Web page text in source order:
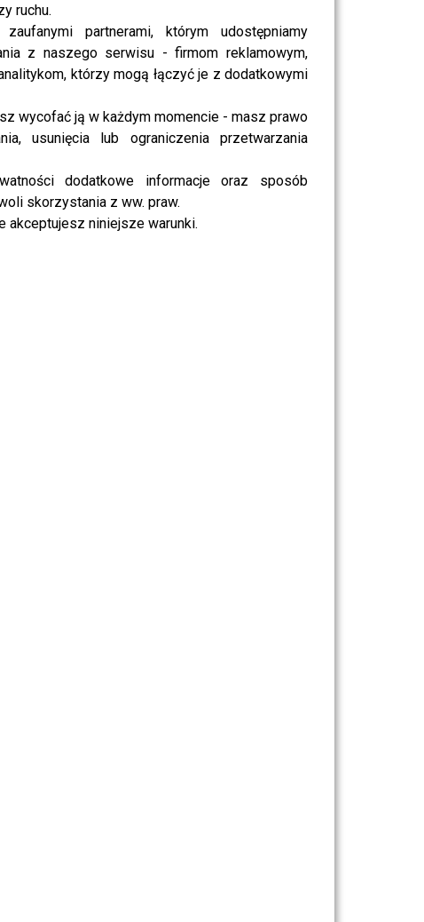
ruchu.
partnerami, którym udostępniamy
z naszego serwisu - firmom reklamowym,
którzy mogą łączyć je z dodatkowymi
wycofać ją w każdym momencie - masz prawo
usunięcia lub ograniczenia przetwarzania
dodatkowe informacje oraz sposób
skorzystania z ww. praw.
niniejsze warunki.
odwiedziła grób swojego syna. To,
stłumić. Ktoś ukradł krzew, który
przypadkowa – miała dla niej
Instagramie, odbiło się szerokim
ukradł mi… mi
wyraźnie
łez ani emocji. Jej słowa były
po
do domu –
bólem. Tym razem zrobiła to
które powinno być przestrzenią
do zrozumienia – zabrał coś, co
ale o symbole, które dla
była zwykła kradzież – to akt
to przypadek odosobniony.
i odkryj, co tym razem
choć wciąż bagatelizowany.
takich incydentów i to
znicze, dekoracje, czasem całe
Sprawcy działają bez skrupułów
często – mają rację. Bo nikt nie
i upokorzone.
nie otrzymała żadnej ochrony